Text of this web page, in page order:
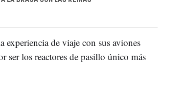
experiencia de viaje con sus aviones
ser los reactores de pasillo único más